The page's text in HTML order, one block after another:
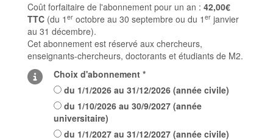
Coût forfaitaire de l'abonnement pour un an : 42,00€
TTC (du 1 er octobre au 30 septembre ou du 1 er janvier
au 31 décembre).
Cet abonnement est réservé aux chercheurs,
enseignants-chercheurs, doctorants et étudiants de M2.
Choix d'abonnement *
du 1/1/2026au 31/12/2026(année civile)
du 1/10/2026au 30/9/2027(année
universitaire)
du 1/1/2027au 31/12/2027(année civile)